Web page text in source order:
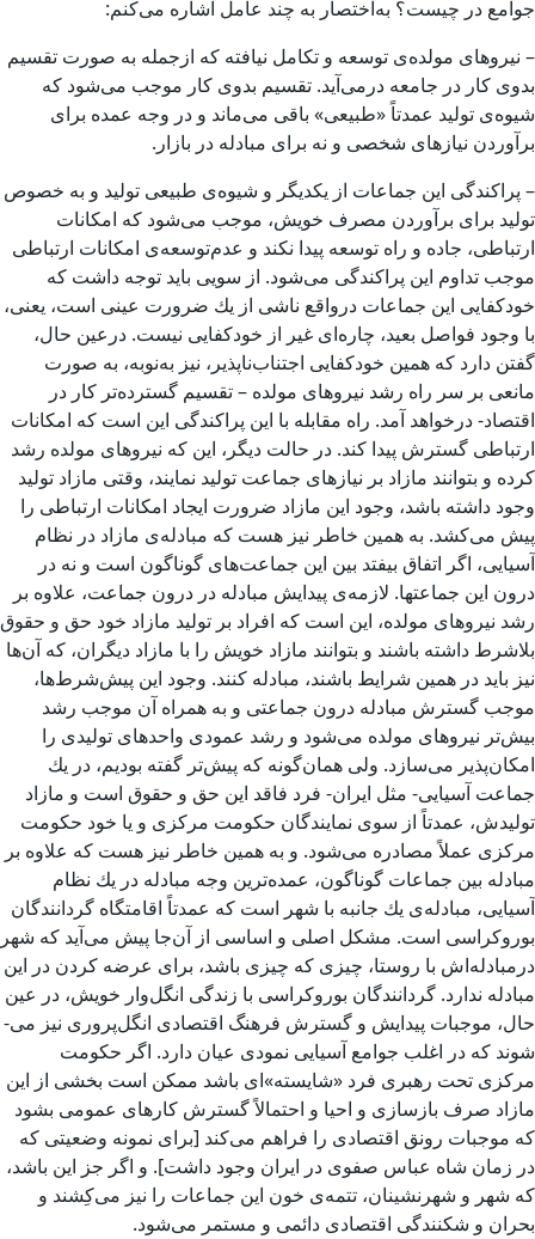
جوامع در چیست؟ به‌اختصار به چند عامل اشاره می‌­كنم:
– نیروهای مولده‌ی توسعه و تكامل نیافته که ازجمله به صورت تقسیم
بدوی كار در جامعه درمی‌آید. تقسیم بدوی کار موجب می‌شود که
شیوه‌ی تولید عمدتاً «طبیعی» باقی می‌ماند و در وجه عمده برای
برآوردن نیازهای شخصی و نه برای مبادله در بازار.
– پراكندگی این جماعات از یكدیگر و شیوه‌ی طبیعی تولید و به خصوص
تولید برای برآوردن مصرف خویش، موجب می‌­شود كه امكانات
ارتباطی، جاده و راه توسعه پیدا نكند و عدم‌­توسعه‌ی امكانات ارتباطی
موجب تداوم این پراكندگی می‌­شود. از سویی باید توجه داشت که
خودكفایی این جماعات درواقع ناشی از یك ضرورت عینی است، یعنی،
با وجود فواصل بعید، چاره­‌ای غیر از خودكفایی نیست. درعین حال،
گفتن دارد كه همین خودكفایی اجتناب‌ناپذیر، نیز به‌نوبه، به صورت
مانعی بر سر راه رشد نیروهای مولده – تقسیم گسترده‌تر کار در
اقتصاد- درخواهد آمد. راه مقابله با این پراكندگی این است كه امكانات
ارتباطی گسترش پیدا کند. در حالت دیگر، این كه نیروهای مولده رشد
کرده و بتوانند مازاد بر نیازهای جماعت تولید نمایند، وقتی مازاد تولید
وجود داشته باشد، وجود این مازاد ضرورت ایجاد امكانات ارتباطی را
پیش می­‌كشد. به همین خاطر نیز هست كه مبادله‌ی مازاد در نظام
آسیایی، اگر اتفاق بیفتد بین این جماعت‌­های گوناگون است و نه در
درون این جماعت­ها. لازمه‌­ی پیدایش مبادله در درون جماعت، علاوه بر
رشد نیروهای مولده، این است كه افراد بر تولید مازاد خود حق و حقوق
بلاشرط داشته باشند و بتوانند مازاد خویش را با مازاد دیگران، كه آن‌ها
نیز باید در همین شرایط باشند، مبادله کنند. وجود این پیش­‌شرط‌­ها،
موجب گسترش مبادله درون جماعتی و به همراه آن موجب رشد
بیش‌تر نیروهای مولده می­‌شود و رشد عمودی واحدهای تولیدی را
امكان‌­پذیر می‌­سازد. ولی همان‌گونه كه پیش‌­تر گفته بودیم، در یك
جماعت آسیایی- مثل ایران- فرد فاقد این حق و حقوق است و مازاد
تولیدش، عمدتاً از سوی نمایندگان حكومت مركزی و یا خود حكومت
مركزی عملاً مصادره می‌­شود. و به همین خاطر نیز هست كه علاوه بر
مبادله بین جماعات گوناگون، عمده‌­ترین وجه مبادله در یك نظام
آسیایی، مبادله‌ی یك جانبه با شهر است كه عمدتاً اقامتگاه گردانندگان
بوروكراسی است. مشكل اصلی و اساسی از آن‌جا پیش می‌­آید كه شهر
درمبادله‌­اش با روستا، چیزی كه چیزی باشد، برای عرضه كردن در این
مبادله ندارد. گردانندگان بوروكراسی با زندگی انگل‌­وار خویش، در عین
حال، موجبات پیدایش و گسترش فرهنگ اقتصادی انگل‌­پروری نیز می‌­
شوند كه در اغلب جوامع آسیایی نمودی عیان دارد. اگر حكومت
مركزی تحت رهبری فرد «شایسته»ای باشد ممكن است بخشی از این
مازاد صرف بازسازی و احیا و احتمالاً گسترش كارهای عمومی بشود
كه موجبات رونق اقتصادی را فراهم می‌­كند [برای نمونه وضعیتی كه
در زمان شاه عباس صفوی در ایران وجود داشت]. و اگر جز این باشد،
كه شهر و شهرنشینان، تتمه‌ی خون این جماعات را نیز می­‌كِشند و
بحران و شكنندگی اقتصادی دائمی و مستمر می‌­شود.